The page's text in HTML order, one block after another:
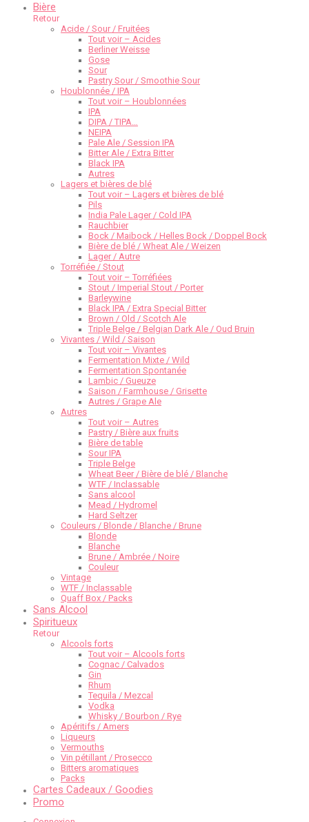
Bière
Retour
Acide / Sour / Fruitées
Tout voir – Acides
Berliner Weisse
Gose
Sour
Pastry Sour / Smoothie Sour
Houblonnée / IPA
Tout voir – Houblonnées
IPA
DIPA / TIPA…
NEIPA
Pale Ale / Session IPA
Bitter Ale / Extra Bitter
Black IPA
Autres
Lagers et bières de blé
Tout voir – Lagers et bières de blé
Pils
India Pale Lager / Cold IPA
Rauchbier
Bock / Maibock / Helles Bock / Doppel Bock
Bière de blé / Wheat Ale / Weizen
Lager / Autre
Torréfiée / Stout
Tout voir – Torréfiées
Stout / Imperial Stout / Porter
Barleywine
Black IPA / Extra Special Bitter
Brown / Old / Scotch Ale
Triple Belge / Belgian Dark Ale / Oud Bruin
Vivantes / Wild / Saison
Tout voir – Vivantes
Fermentation Mixte / Wild
Fermentation Spontanée
Lambic / Gueuze
Saison / Farmhouse / Grisette
Autres / Grape Ale
Autres
Tout voir – Autres
Pastry / Bière aux fruits
Bière de table
Sour IPA
Triple Belge
Wheat Beer / Bière de blé / Blanche
WTF / Inclassable
Sans alcool
Mead / Hydromel
Hard Seltzer
Couleurs / Blonde / Blanche / Brune
Blonde
Blanche
Brune / Ambrée / Noire
Couleur
Vintage
WTF / Inclassable
Quaff Box / Packs
Sans Alcool
Spiritueux
Retour
Alcools forts
Tout voir – Alcools forts
Cognac / Calvados
Gin
Rhum
Tequila / Mezcal
Vodka
Whisky / Bourbon / Rye
Apéritifs / Amers
Liqueurs
Vermouths
Vin pétillant / Prosecco
Bitters aromatiques
Packs
Cartes Cadeaux / Goodies
Promo